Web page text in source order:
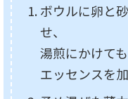
ボウルに卵と
せ、
湯煎にかけて
エッセンスを加